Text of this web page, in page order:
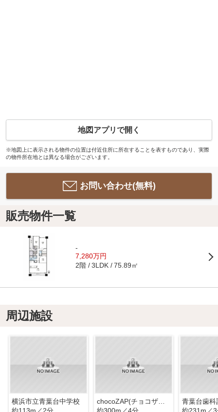
地図アプリで開く
※地図上に表示される物件の位置は付近住所に所在することを表すものであり、実際
の物件所在地とは異なる場合がございます。
お問い合わせ(無料)
販売物件一覧
-
7,280万円
2階 3LDK 75.89㎡
周辺施設
横浜市立青葉台中学校
chocoZAP(チョコザップ) 青葉台二丁目
青葉台歯科